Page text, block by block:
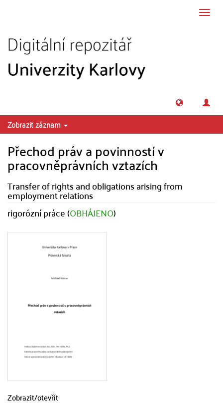
Zobrazit záznam
Přechod práv a povinností v
pracovněprávních vztazích
Transfer of rights and obligations arising from
employment relations
rigorózní práce (OBHÁJENO)
Zobrazit/otevřít